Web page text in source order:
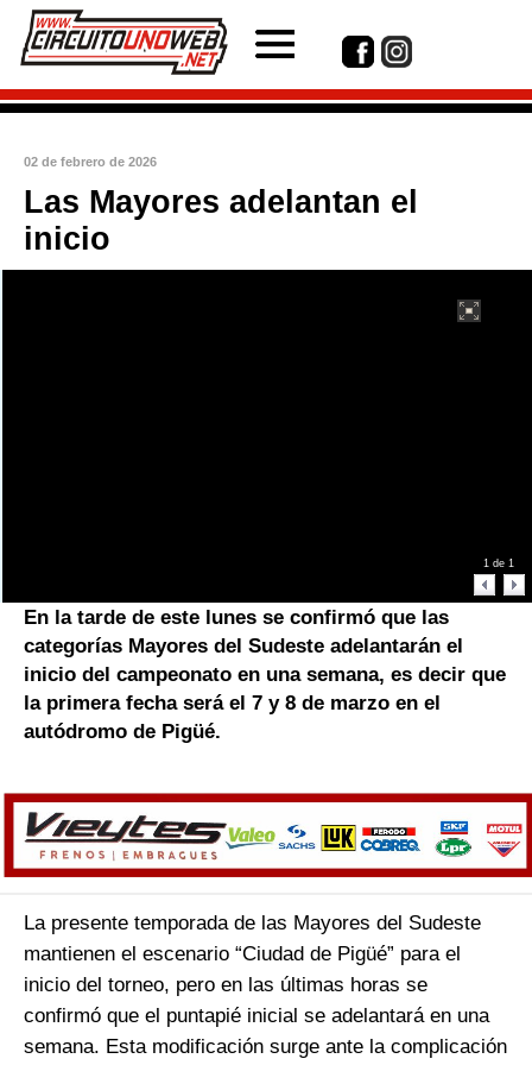
02 de febrero de 2026
Las Mayores adelantan el
inicio
1 de 1
En la tarde de este lunes se confirmó que las
categorías Mayores del Sudeste adelantarán el
inicio del campeonato en una semana, es decir que
la primera fecha será el 7 y 8 de marzo en el
autódromo de Pigüé.
La presente temporada de las Mayores del Sudeste
mantienen el escenario “Ciudad de Pigüé” para el
inicio del torneo, pero en las últimas horas se
confirmó que el puntapié inicial se adelantará en una
semana. Esta modificación surge ante la complicación